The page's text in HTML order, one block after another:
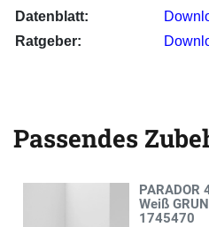
Datenblatt:
Ratgeber:
Passendes
PARADOR
Weiß
1745470